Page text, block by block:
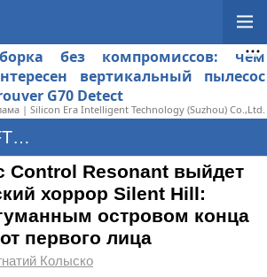
без компромиссов: чем
вертикальный пылесос
G70 Detect
| Silicon Era Intelligent Technology (Suzhou) Co.,Ltd.
НОВОСТИ SOFTWARE
Control Resonant выйдет
хоррор Silent Hill:
островом конца
первого лица
Колыско